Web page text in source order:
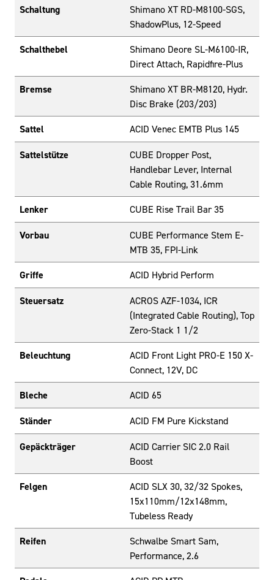
Schaltung
Shimano XT RD-M8100-SGS,
ShadowPlus, 12-Speed
Schalthebel
Shimano Deore SL-M6100-IR,
Direct Attach, Rapidfire-Plus
Bremse
Shimano XT BR-M8120, Hydr.
Disc Brake (203/203)
Sattel ACID Venec EMTB Plus 145
Sattelstütze
CUBE Dropper Post,
Handlebar Lever, Internal
Cable Routing, 31.6mm
Lenker CUBE Rise Trail Bar 35
Vorbau
CUBE Performance Stem E-
MTB 35, FPI-Link
Griffe ACID Hybrid Perform
Steuersatz
ACROS AZF-1034, ICR
(Integrated Cable Routing), Top
Zero-Stack 1 1/2
Beleuchtung
ACID Front Light PRO-E 150 X-
Connect, 12V, DC
Bleche ACID 65
Ständer ACID FM Pure Kickstand
Gepäckträger
ACID Carrier SIC 2.0 Rail
Boost
Felgen
ACID SLX 30, 32/32 Spokes,
15x110mm/12x148mm,
Tubeless Ready
Reifen
Schwalbe Smart Sam,
Performance, 2.6